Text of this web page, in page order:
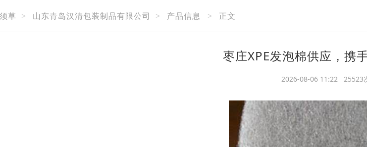
草 > 山东青岛汉清包装制品有限公司 > 产品信息 > 正文
枣庄XPE发泡棉供应，携
2026-08-06 11:22 25523